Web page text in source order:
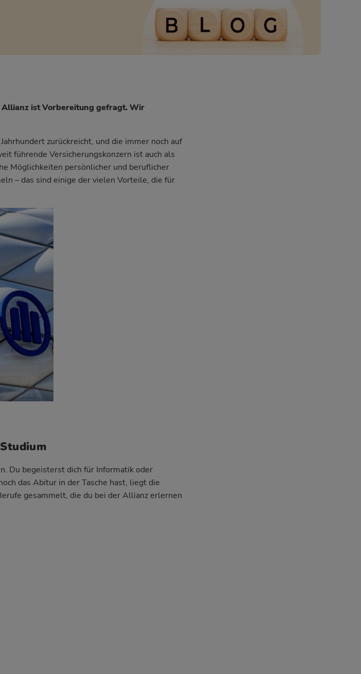
ist Vorbereitung gefragt. Wir
zurückreicht, und die immer noch auf
führende Versicherungskonzern ist auch als
Möglichkeiten persönlicher und beruflicher
– das sind einige der vielen Vorteile, die für
Du begeisterst dich für Informatik oder
das Abitur in der Tasche hast, liegt die
gesammelt, die du bei der Allianz erlernen